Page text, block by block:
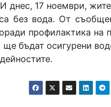
днес, 17 ноември,
без вода. От
профилактика на
бъдат осигурени